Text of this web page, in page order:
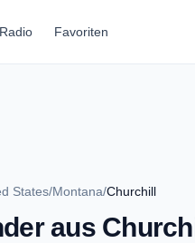
Radio Favoriten
States/Montana/Churchill
aus